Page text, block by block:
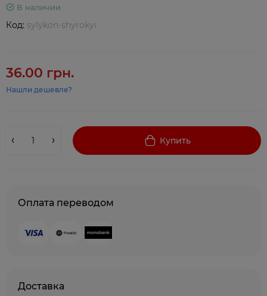
В наличии
Код: sylykon-shyrokyi
36.00 грн.
Нашли дешевле?
Купить
Оплата переводом
Доставка